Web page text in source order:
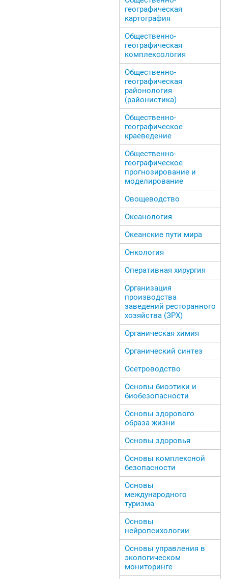
географическая
картография
Общественно-
географическая
комплексология
Общественно-
географическая
районология
(районистика)
Общественно-
географическое
краеведение
Общественно-
географическое
прогнозирование и
моделирование
Овощеводство
Океанология
Океанские пути мира
Онкология
Оперативная хирургия
Организация
производства
заведений ресторанного
хозяйства (ЗРХ)
Органическая химия
Органический синтез
Осетроводство
Основы биоэтики и
биобезопасности
Основы здорового
образа жизни
Основы здоровья
Основы комплексной
безопасности
Основы
международного
туризма
Основы
нейропсихологии
Основы управления в
экологическом
мониторинге